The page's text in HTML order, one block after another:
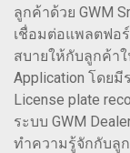
ลูกค้าด้วย GWM
เชื่อมต่อแพลตฟอ
สบายให้กับลูกค้า
Application โดย
License plate
ระบบ GWM
ทำความรู้จักกับลู